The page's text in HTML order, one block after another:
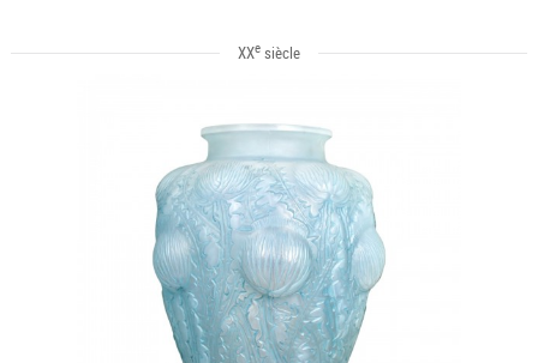
XXesiècle